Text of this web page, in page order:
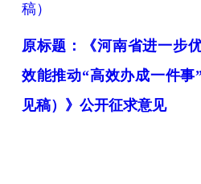
稿）
原标题：《河南省进一步
效能推动“高效办成一件
见稿）》公开征求意见